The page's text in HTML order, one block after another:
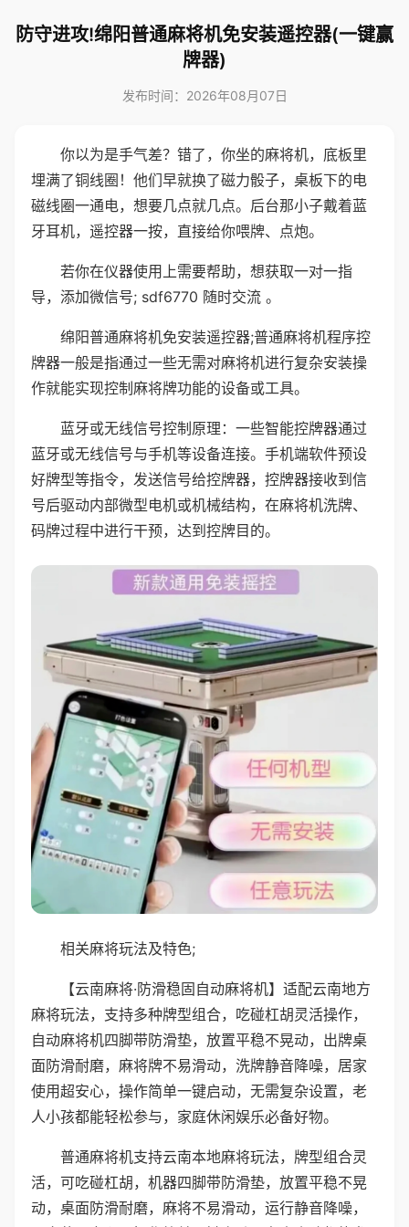
防守进攻!绵阳普通麻将机免安装遥控器(一键赢
牌器)
发布时间：2026年08月07日
你以为是手气差？错了，你坐的麻将机，底板里
埋满了铜线圈！他们早就换了磁力骰子，桌板下的电
磁线圈一通电，想要几点就几点。后台那小子戴着蓝
牙耳机，遥控器一按，直接给你喂牌、点炮。
若你在仪器使用上需要帮助，想获取一对一指
导，添加微信号; sdf6770 随时交流 。
绵阳普通麻将机免安装遥控器;普通麻将机程序控
牌器一般是指通过一些无需对麻将机进行复杂安装操
作就能实现控制麻将牌功能的设备或工具。
蓝牙或无线信号控制原理：一些智能控牌器通过
蓝牙或无线信号与手机等设备连接。手机端软件预设
好牌型等指令，发送信号给控牌器，控牌器接收到信
号后驱动内部微型电机或机械结构，在麻将机洗牌、
码牌过程中进行干预，达到控牌目的。
相关麻将玩法及特色;
【云南麻将·防滑稳固自动麻将机】适配云南地方
麻将玩法，支持多种牌型组合，吃碰杠胡灵活操作，
自动麻将机四脚带防滑垫，放置平稳不晃动，出牌桌
面防滑耐磨，麻将牌不易滑动，洗牌静音降噪，居家
使用超安心，操作简单一键启动，无需复杂设置，老
人小孩都能轻松参与，家庭休闲娱乐必备好物。
普通麻将机支持云南本地麻将玩法，牌型组合灵
活，可吃碰杠胡，机器四脚带防滑垫，放置平稳不晃
动，桌面防滑耐磨，麻将不易滑动，运行静音降噪，